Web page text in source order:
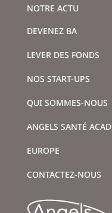
NOTRE ACTU
DEVENEZ BA
LEVER DES FONDS
NOS START-UPS
QUI SOMMES-NOUS
ANGELS SANTÉ
EUROPE
CONTACTEZ-NOUS